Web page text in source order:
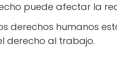
puede afectar la
derechos humanos
derecho al trabajo.